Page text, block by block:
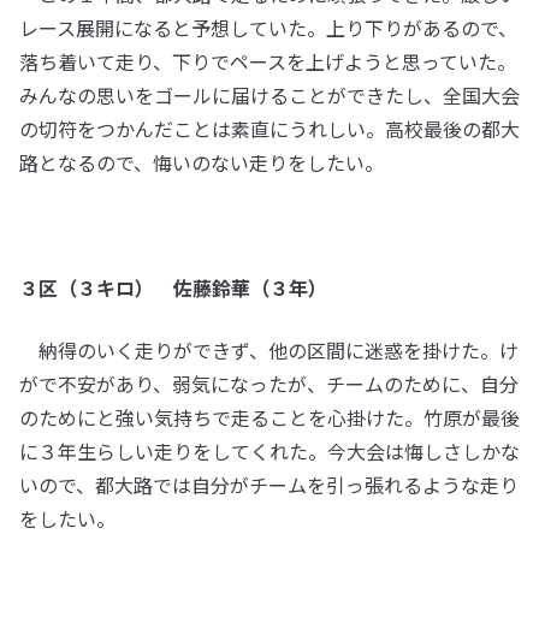
レース展開になると予想していた。上り下りがあるので、
落ち着いて走り、下りでペースを上げようと思っていた。
みんなの思いをゴールに届けることができたし、全国大会
の切符をつかんだことは素直にうれしい。高校最後の都大
路となるので、悔いのない走りをしたい。
３区（３キロ） 佐藤鈴華（３年）
納得のいく走りができず、他の区間に迷惑を掛けた。け
がで不安があり、弱気になったが、チームのために、自分
のためにと強い気持ちで走ることを心掛けた。竹原が最後
に３年生らしい走りをしてくれた。今大会は悔しさしかな
いので、都大路では自分がチームを引っ張れるような走り
をしたい。